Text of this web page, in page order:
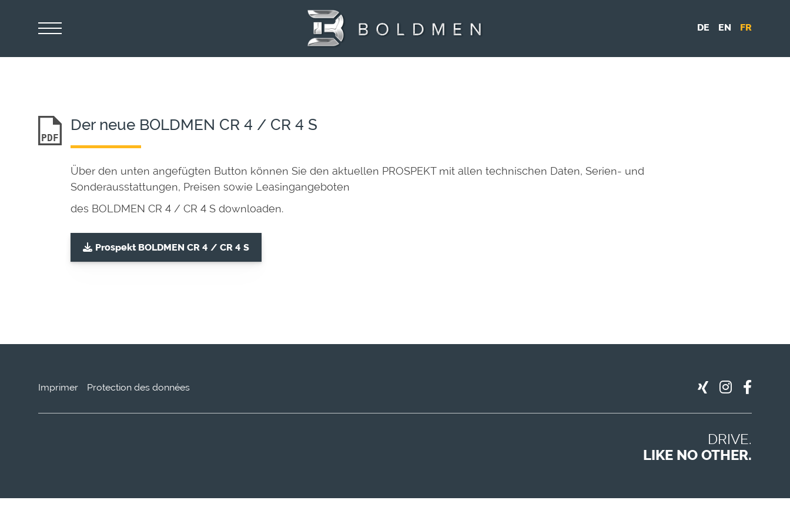
DE EN FR
PDF
Der neue BOLDMEN CR 4 / CR 4 S
Über den unten angefügten Button können Sie den aktuellen PROSPEKT mit allen technischen Daten, Serien- und
Sonderausstattungen, Preisen sowie Leasingangeboten
des BOLDMEN CR 4 / CR 4 S downloaden.
Prospekt BOLDMEN CR 4 / CR 4 S
Imprimer Protection des données
DRIVE.
LIKE NO OTHER.